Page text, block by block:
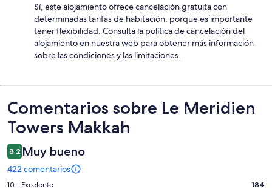
Sí, este alojamiento ofrece cancelación gratuita con
determinadas tarifas de habitación, porque es importante
tener flexibilidad. Consulta la política de cancelación del
alojamiento en nuestra web para obtener más información
sobre las condiciones y las limitaciones.
Comentarios
Comentarios sobre Le Meridien
Towers Makkah
8,2 Muy bueno
422 comentarios
184
10 - Excelente 184